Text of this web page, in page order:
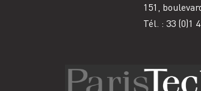
151,
Tél. : 33 (0)1